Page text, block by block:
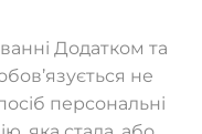
Додатком та
не
персональні